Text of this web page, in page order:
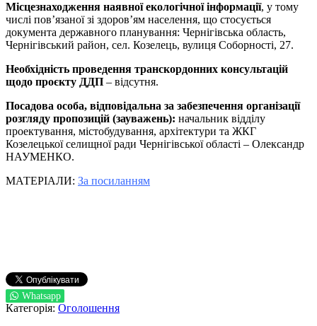
Місцезнаходження наявної екологічної інформації, у тому
числі пов’язаної зі здоров’ям населення, що стосується
документа державного планування: Чернігівська область,
Чернігівський район, сел. Козелець, вулиця Соборності, 27.
Необхідність проведення транскордонних консультацій
щодо проєкту ДДП – відсутня.
Посадова особа, відповідальна за забезпечення організації
розгляду пропозицій (зауважень): начальник відділу
проектування, містобудування, архітектури та ЖКГ
Козелецької селищної ради Чернігівської області – Олександр
НАУМЕНКО.
МАТЕРІАЛИ: За посиланням
Whatsapp
Категорія: Оголошення